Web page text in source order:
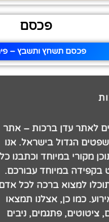
פכסם
פכסם תשחץ ותשבץ –
לאתר עדן ברכות – אתר
הגדול בישראל. אנו
מקורי במיוחד וכתבנו כל
בקפידה במיוחד עבורכם.
למצוא ברכה לכל
כמו כן, אצלנו תמצאו
ציטוטים, פתגמים, ניבים